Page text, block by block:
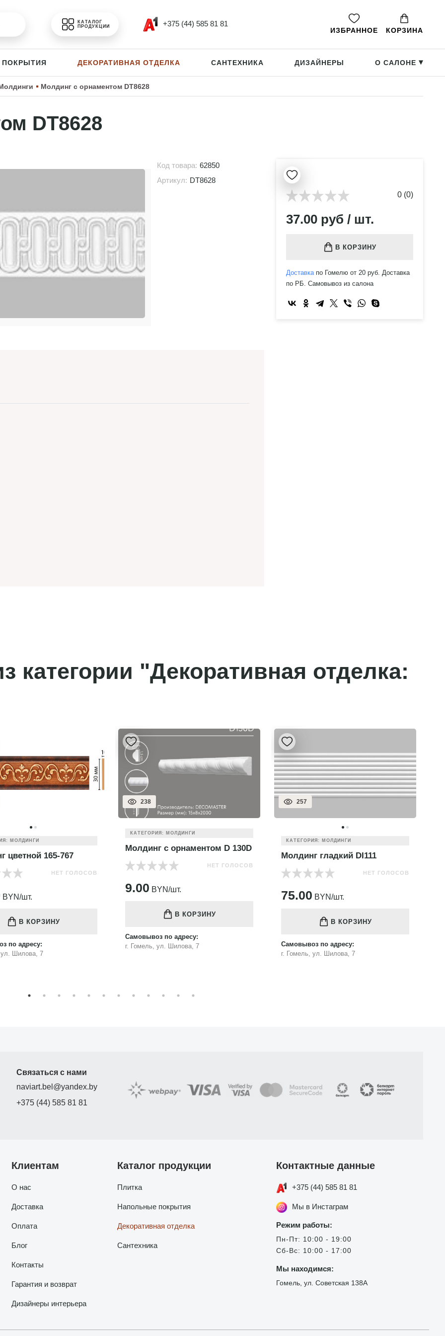
КАТАЛОГ
ПРОДУКЦИИ
+375 (44) 585 81 81
ИЗБРАННОЕ КОРЗИНА
ДЕКОРАТИВНАЯ ОТДЕЛКА САНТЕХНИКА ДИЗАЙНЕРЫ О САЛОНЕ ▸
Молдинг с орнаментом DT8628
DT8628
Код товара: 62850
Артикул: DT8628
0 (0)
37.00 руб / шт.
В КОРЗИНУ
Доставкапо Гомелю от 20 руб. Доставка
по РБ. Самовывоз из салона
категории "Декоративная отделка:
шт.
ул. Шилова, 7
257
Молдинг гладкий DI111
75.00
Самовывоз по адресу:
319
КАТЕГОРИЯ: МОЛДИНГИ
Молдинг цветной 170-4
НЕТ ГОЛОСОВ
121.00BYN/шт.
В КОРЗИНУ
Самовывоз по адресу:
г. Гомель, ул. Шилова, 7
Связаться с нами
naviart.bel@yandex.by
+375 (44) 585 81 81
Клиентам
О нас
Доставка
Оплата
Блог
Контакты
Гарантия и возврат
Дизайнеры интерьера
Каталог продукции
Плитка
Напольные покрытия
Декоративная отделка
Сантехника
Контактные данные
+375 (44) 585 81 81
Мы в Инстаграм
Режим работы:
Пн-Пт: 10:00 - 19:00
Сб-Вс: 10:00 - 17:00
Мы находимся:
Гомель, ул. Советская 138А